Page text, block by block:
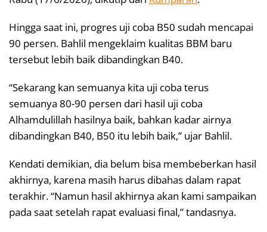
Hingga saat ini, progres uji coba B50 sudah mencapai
90 persen. Bahlil mengeklaim kualitas BBM baru
tersebut lebih baik dibandingkan B40.
“Sekarang kan semuanya kita uji coba terus
semuanya 80-90 persen dari hasil uji coba
Alhamdulillah hasilnya baik, bahkan kadar airnya
dibandingkan B40, B50 itu lebih baik,” ujar Bahlil.
Kendati demikian, dia belum bisa membeberkan hasil
akhirnya, karena masih harus dibahas dalam rapat
terakhir. “Namun hasil akhirnya akan kami sampaikan
pada saat setelah rapat evaluasi final,” tandasnya.